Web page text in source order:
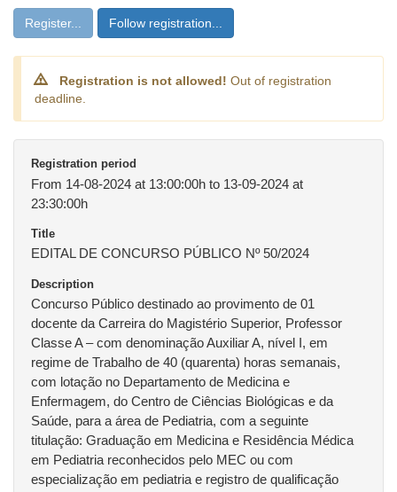
Register... Follow registration...
Registration is not allowed! Out of registration
deadline.
Registration period
From 14-08-2024 at 13:00:00h to 13-09-2024 at
23:30:00h
Title
EDITAL DE CONCURSO PÚBLICO Nº 50/2024
Description
Concurso Público destinado ao provimento de 01
docente da Carreira do Magistério Superior, Professor
Classe A – com denominação Auxiliar A, nível I, em
regime de Trabalho de 40 (quarenta) horas semanais,
com lotação no Departamento de Medicina e
Enfermagem, do Centro de Ciências Biológicas e da
Saúde, para a área de Pediatria, com a seguinte
titulação: Graduação em Medicina e Residência Médica
em Pediatria reconhecidos pelo MEC ou com
especialização em pediatria e registro de qualificação